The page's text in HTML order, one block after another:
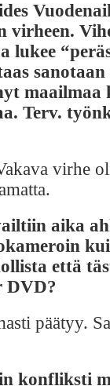
virheen.
lukee
maailmaa
Terv.
virhe
aika
että
DVD?
päätyy.
konfliksti